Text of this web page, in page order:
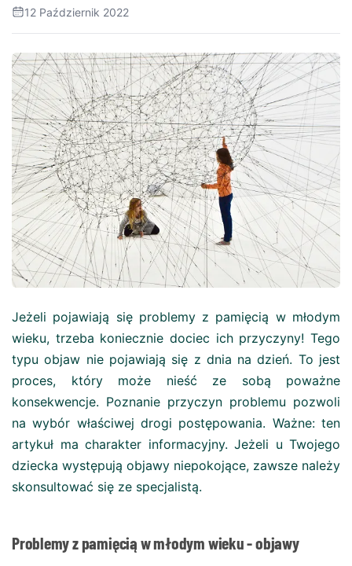
12 Październik 2022
Jeżeli pojawiają się problemy z pamięcią w młodym
wieku, trzeba koniecznie dociec ich przyczyny! Tego
typu objaw nie pojawiają się z dnia na dzień. To jest
proces, który może nieść ze sobą poważne
konsekwencje. Poznanie przyczyn problemu pozwoli
na wybór właściwej drogi postępowania. Ważne: ten
artykuł ma charakter informacyjny. Jeżeli u Twojego
dziecka występują objawy niepokojące, zawsze należy
skonsultować się ze specjalistą.
Problemy z pamięcią w młodym wieku - objawy